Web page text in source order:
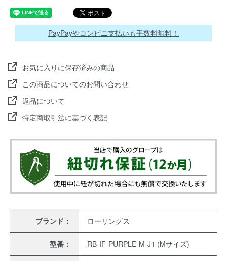
PayPayやコンビニ支払いも手数料無料！
お気に入りに保存済みの商品
この商品についてのお問い合わせ
返品について
特定商取引法に基づく表記
ブランド： ローリングス
型番： RB-IF-PURPLE-M-J1 (Mサイズ)